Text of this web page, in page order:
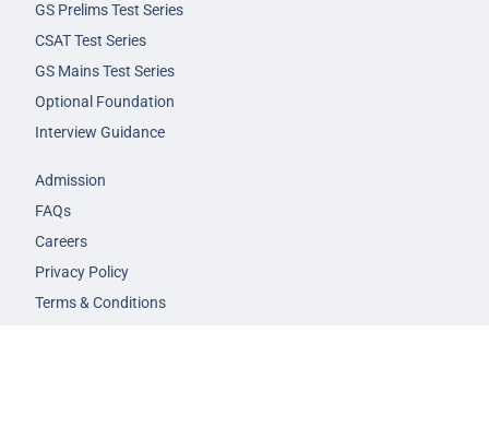
GS Prelims Test Series
CSAT Test Series
GS Mains Test Series
Optional Foundation
Interview Guidance
Admission
FAQs
Careers
Privacy Policy
Terms & Conditions